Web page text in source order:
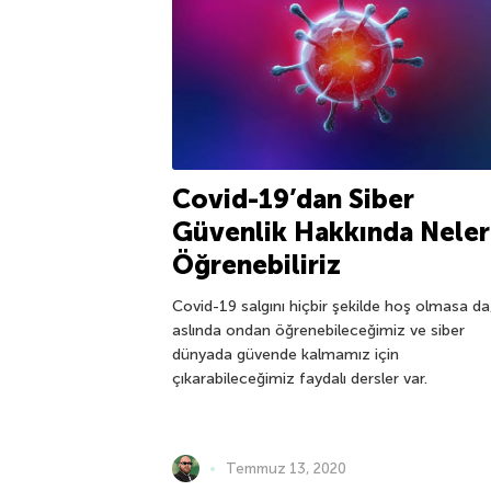
Covid-19’dan Siber
Güvenlik Hakkında Neler
Öğrenebiliriz
Covid-19 salgını hiçbir şekilde hoş olmasa
aslında ondan öğrenebileceğimiz ve siber
dünyada güvende kalmamız için
çıkarabileceğimiz faydalı dersler var.
Temmuz 13, 2020